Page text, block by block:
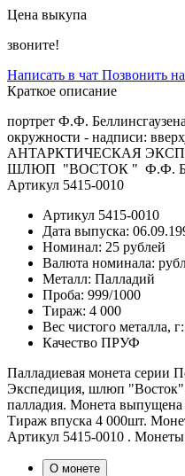
Цена выкупа
звоните!
Написать в чат Позвонить
Краткое описание
портрет Ф.Ф.
окружности - надписи:
АНТАРКТИЧЕСКАЯ
ШЛЮП "ВОСТОК " Ф.Ф.
Артикул 5415-0010
Артикул 5415-0010
Дата выпуска:
Номинал: 25 рублей
Валюта номинала:
Металл: Палладий
Проба: 999/1000
Тираж: 4 000
Вес чистого металла, г:
Качество ПРУФ
Палладиевая монета серии
Экспедиция, шлюп "Восток"
палладия. Монета
Тираж впуска 4 000шт.
Артикул 5415-0010 .
О монете